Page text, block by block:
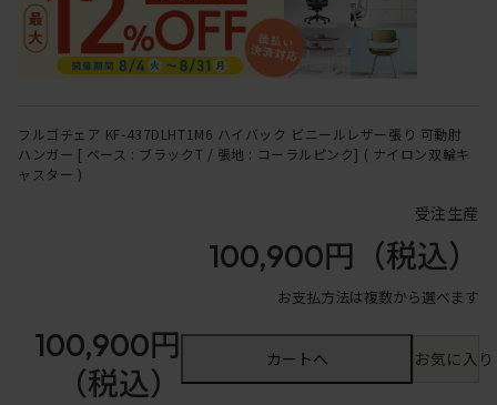
フルゴチェア KF-437DLHT1M6 ハイバック ビニールレザー張り 可動肘
ハンガー [ ベース : ブラックT / 張地 : コーラルピンク] ( ナイロン双輪キ
ャスター )
受注生産
100,900円 （税込）
お支払方法は複数から選べます
100,900円
（税込）
カートへ お気に入